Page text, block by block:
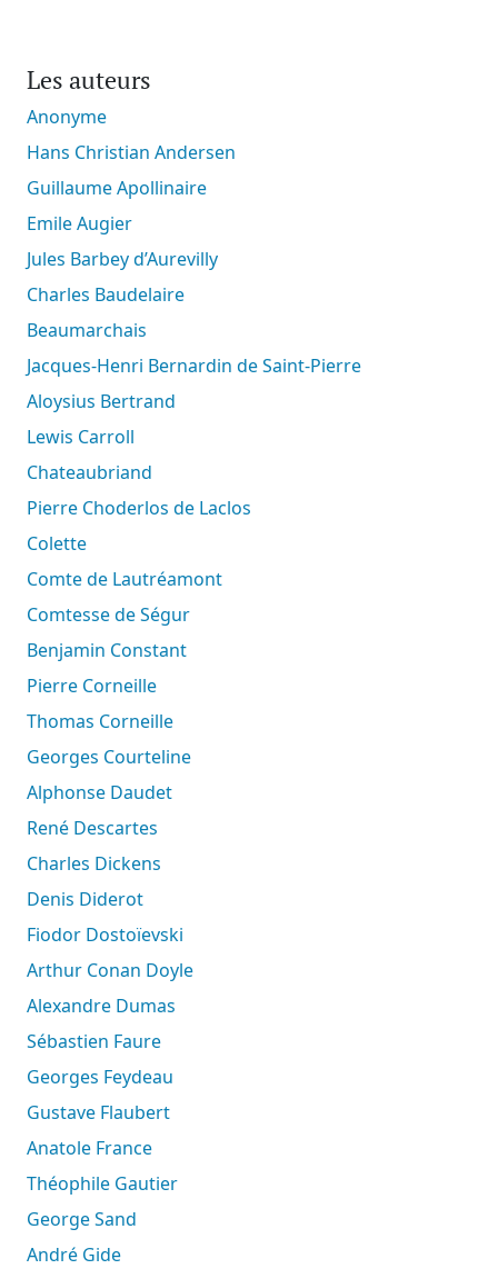
Les auteurs
Anonyme
Hans Christian Andersen
Guillaume Apollinaire
Emile Augier
Jules Barbey d’Aurevilly
Charles Baudelaire
Beaumarchais
Jacques-Henri Bernardin de Saint-Pierre
Aloysius Bertrand
Lewis Carroll
Chateaubriand
Pierre Choderlos de Laclos
Colette
Comte de Lautréamont
Comtesse de Ségur
Benjamin Constant
Pierre Corneille
Thomas Corneille
Georges Courteline
Alphonse Daudet
René Descartes
Charles Dickens
Denis Diderot
Fiodor Dostoïevski
Arthur Conan Doyle
Alexandre Dumas
Sébastien Faure
Georges Feydeau
Gustave Flaubert
Anatole France
Théophile Gautier
George Sand
André Gide